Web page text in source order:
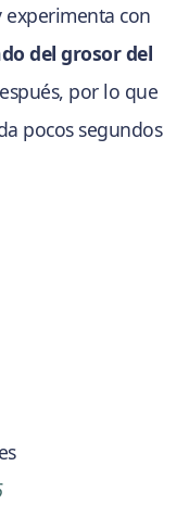
experimenta con
del grosor del
por lo que
pocos segundos